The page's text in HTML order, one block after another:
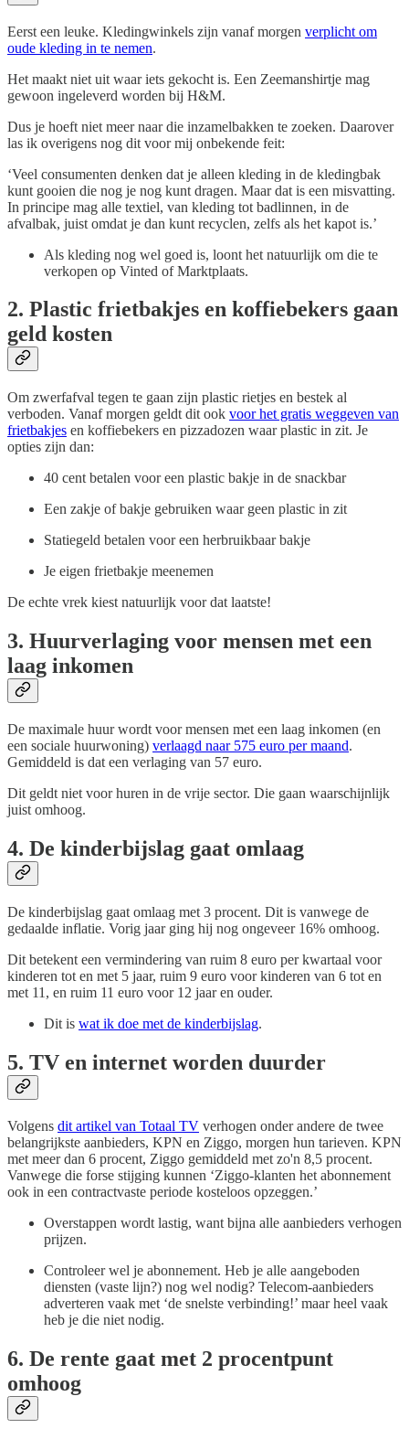
Eerst een leuke. Kledingwinkels zijn vanaf morgen verplicht om
oude kleding in te nemen.
Het maakt niet uit waar iets gekocht is. Een Zeemanshirtje mag
gewoon ingeleverd worden bij H&M.
Dus je hoeft niet meer naar die inzamelbakken te zoeken. Daarover
las ik overigens nog dit voor mij onbekende feit:
‘Veel consumenten denken dat je alleen kleding in de kledingbak
kunt gooien die nog je nog kunt dragen. Maar dat is een misvatting.
In principe mag alle textiel, van kleding tot badlinnen, in de
afvalbak, juist omdat je dan kunt recyclen, zelfs als het kapot is.’
Als kleding nog wel goed is, loont het natuurlijk om die te
verkopen op Vinted of Marktplaats.
2. Plastic frietbakjes en koffiebekers gaan
geld kosten
Om zwerfafval tegen te gaan zijn plastic rietjes en bestek al
verboden. Vanaf morgen geldt dit ook voor het gratis weggeven van
frietbakjes en koffiebekers en pizzadozen waar plastic in zit. Je
opties zijn dan:
40 cent betalen voor een plastic bakje in de snackbar
Een zakje of bakje gebruiken waar geen plastic in zit
Statiegeld betalen voor een herbruikbaar bakje
Je eigen frietbakje meenemen
De echte vrek kiest natuurlijk voor dat laatste!
3. Huurverlaging voor mensen met een
laag inkomen
De maximale huur wordt voor mensen met een laag inkomen (en
een sociale huurwoning) verlaagd naar 575 euro per maand.
Gemiddeld is dat een verlaging van 57 euro.
Dit geldt niet voor huren in de vrije sector. Die gaan waarschijnlijk
juist omhoog.
4. De kinderbijslag gaat omlaag
De kinderbijslag gaat omlaag met 3 procent. Dit is vanwege de
gedaalde inflatie. Vorig jaar ging hij nog ongeveer 16% omhoog.
Dit betekent een vermindering van ruim 8 euro per kwartaal voor
kinderen tot en met 5 jaar, ruim 9 euro voor kinderen van 6 tot en
met 11, en ruim 11 euro voor 12 jaar en ouder.
Dit is wat ik doe met de kinderbijslag.
5. TV en internet worden duurder
Volgens dit artikel van Totaal TV verhogen onder andere de twee
belangrijkste aanbieders, KPN en Ziggo, morgen hun tarieven. KPN
met meer dan 6 procent, Ziggo gemiddeld met zo'n 8,5 procent.
Vanwege die forse stijging kunnen ‘Ziggo-klanten het abonnement
ook in een contractvaste periode kosteloos opzeggen.’
Overstappen wordt lastig, want bijna alle aanbieders verhogen
prijzen.
Controleer wel je abonnement. Heb je alle aangeboden
diensten (vaste lijn?) nog wel nodig? Telecom-aanbieders
adverteren vaak met ‘de snelste verbinding!’ maar heel vaak
heb je die niet nodig.
6. De rente gaat met 2 procentpunt
omhoog